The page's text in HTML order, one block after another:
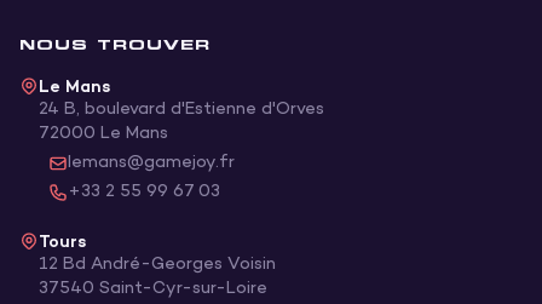
NOUS TROUVER
Le Mans
24 B, boulevard d'Estienne d'Orves
72000 Le Mans
lemans@gamejoy.fr
+33 2 55 99 67 03
Tours
12 Bd André-Georges Voisin
37540 Saint-Cyr-sur-Loire